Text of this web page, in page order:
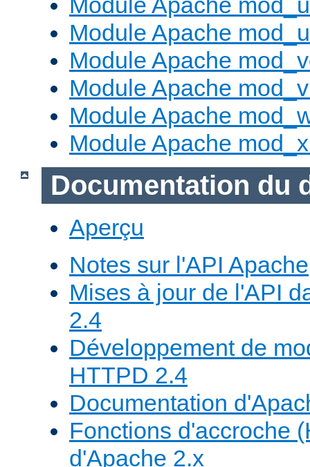
Module Apache
Module Apache
Module Apache
Module Apache
Module Apache
Documentation du
Aperçu
Notes sur l'API Apache
Mises à jour de l'API
2.4
Développement de
HTTPD 2.4
Documentation
Fonctions d'accroche
d'Apache 2.x